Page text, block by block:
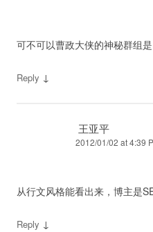
可不可以曹政大侠的神秘群组
Reply ↓
王亚平
2012/01/02 at 4:39
从行文风格能看出来，博主是
Reply ↓